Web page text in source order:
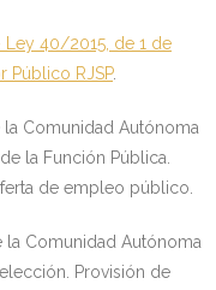
Ley 40/2015, de 1 de
Público RJSP.
Comunidad Autónoma
la Función Pública.
de empleo público.
la Comunidad Autónoma
Provisión de